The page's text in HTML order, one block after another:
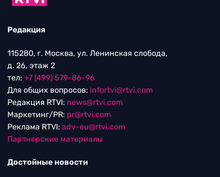
Редакция
115280, г. Москва, ул. Ленинская слобода,
д. 26, этаж 2
тел: +7 (499) 579-86-96
Для общих вопросов: Infortvi@rtvi.com
Редакция RTVI: news@rtvi.com
Маркетинг/PR: pr@rtvi.com
Реклама RTVI: adv-eu@rtvi.com
Партнерские материалы
Достойные новости